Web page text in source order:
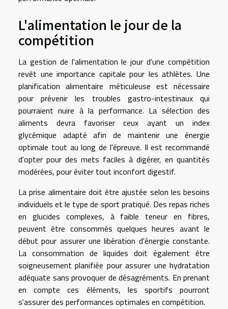
L'alimentation le jour de la
compétition
La gestion de l'alimentation le jour d'une compétition
revêt une importance capitale pour les athlètes. Une
planification alimentaire méticuleuse est nécessaire
pour prévenir les troubles gastro-intestinaux qui
pourraient nuire à la performance. La sélection des
aliments devra favoriser ceux ayant un index
glycémique adapté afin de maintenir une énergie
optimale tout au long de l'épreuve. Il est recommandé
d'opter pour des mets faciles à digérer, en quantités
modérées, pour éviter tout inconfort digestif.
La prise alimentaire doit être ajustée selon les besoins
individuels et le type de sport pratiqué. Des repas riches
en glucides complexes, à faible teneur en fibres,
peuvent être consommés quelques heures avant le
début pour assurer une libération d'énergie constante.
La consommation de liquides doit également être
soigneusement planifiée pour assurer une hydratation
adéquate sans provoquer de désagréments. En prenant
en compte ces éléments, les sportifs pourront
s'assurer des performances optimales en compétition.